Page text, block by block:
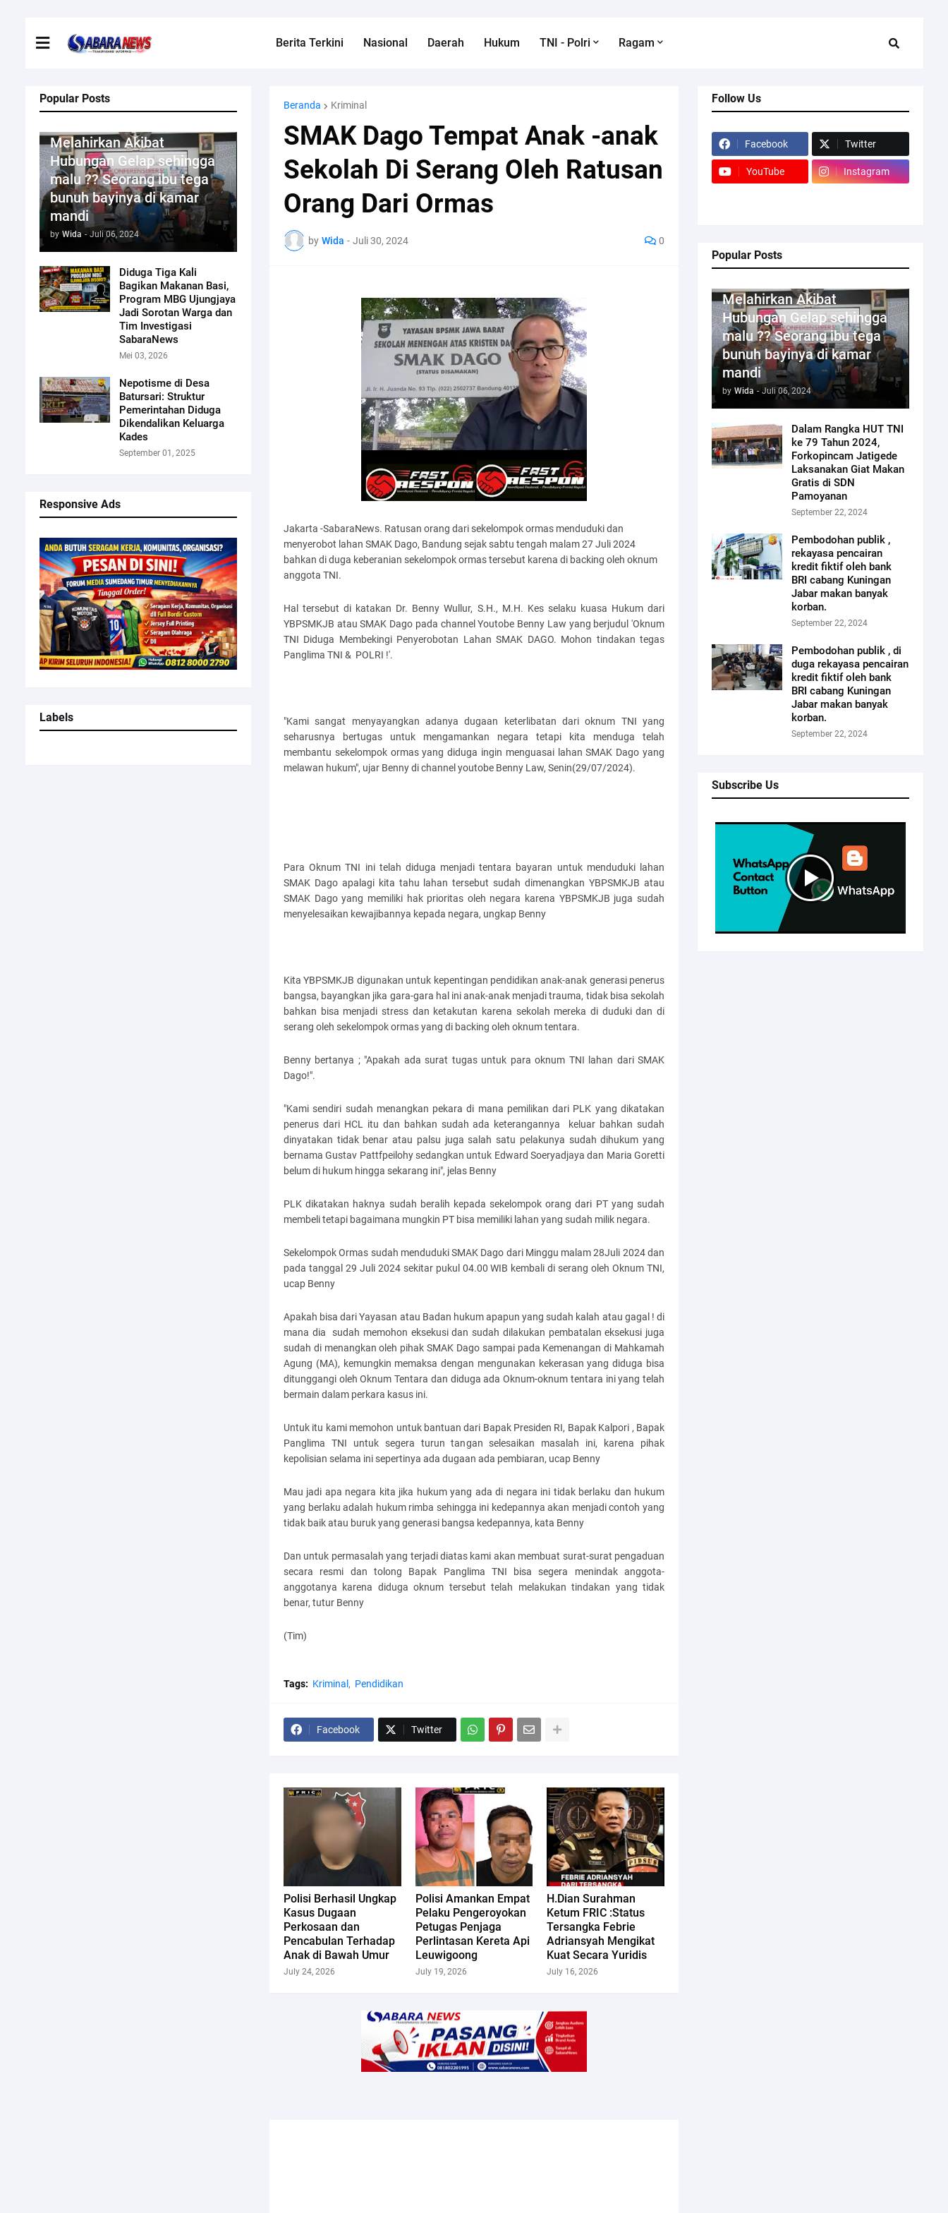
Berita Terkini Nasional Daerah Hukum TNI - Polri Ragam
Popular Posts
Melahirkan Akibat
Hubungan Gelap sehingga
malu ?? Seorang ibu tega
bunuh bayinya di kamar
mandi
by Wida - Juli 06, 2024
Diduga Tiga Kali
Bagikan Makanan Basi,
Program MBG Ujungjaya
Jadi Sorotan Warga dan
Tim Investigasi
SabaraNews
Mei 03, 2026
Nepotisme di Desa
Batursari: Struktur
Pemerintahan Diduga
Dikendalikan Keluarga
Kades
September 01, 2025
Responsive Ads
Labels
Beranda Kriminal
SMAK Dago Tempat Anak -anak
Sekolah Di Serang Oleh Ratusan
Orang Dari Ormas
by Wida - Juli 30, 2024 0
Jakarta -SabaraNews. Ratusan orang dari sekelompok ormas menduduki dan
menyerobot lahan SMAK Dago, Bandung sejak sabtu tengah malam 27 Juli 2024
bahkan di duga keberanian sekelompok ormas tersebut karena di backing oleh oknum
anggota TNI.
Hal tersebut di katakan Dr. Benny Wullur, S.H., M.H. Kes selaku kuasa Hukum dari
YBPSMKJB atau SMAK Dago pada channel Youtobe Benny Law yang berjudul 'Oknum
TNI Diduga Membekingi Penyerobotan Lahan SMAK DAGO. Mohon tindakan tegas
Panglima TNI & POLRI !'.
"Kami sangat menyayangkan adanya dugaan keterlibatan dari oknum TNI yang
seharusnya bertugas untuk mengamankan negara tetapi kita menduga telah
membantu sekelompok ormas yang diduga ingin menguasai lahan SMAK Dago yang
melawan hukum", ujar Benny di channel youtobe Benny Law, Senin(29/07/2024).
Para Oknum TNI ini telah diduga menjadi tentara bayaran untuk menduduki lahan
SMAK Dago apalagi kita tahu lahan tersebut sudah dimenangkan YBPSMKJB atau
SMAK Dago yang memiliki hak prioritas oleh negara karena YBPSMKJB juga sudah
menyelesaikan kewajibannya kepada negara, ungkap Benny
Kita YBPSMKJB digunakan untuk kepentingan pendidikan anak-anak generasi penerus
bangsa, bayangkan jika gara-gara hal ini anak-anak menjadi trauma, tidak bisa sekolah
bahkan bisa menjadi stress dan ketakutan karena sekolah mereka di duduki dan di
serang oleh sekelompok ormas yang di backing oleh oknum tentara.
Benny bertanya ; "Apakah ada surat tugas untuk para oknum TNI lahan dari SMAK
Dago!".
"Kami sendiri sudah menangkan pekara di mana pemilikan dari PLK yang dikatakan
penerus dari HCL itu dan bahkan sudah ada keterangannya keluar bahkan sudah
dinyatakan tidak benar atau palsu juga salah satu pelakunya sudah dihukum yang
bernama Gustav Pattfpeilohy sedangkan untuk Edward Soeryadjaya dan Maria Goretti
belum di hukum hingga sekarang ini", jelas Benny
PLK dikatakan haknya sudah beralih kepada sekelompok orang dari PT yang sudah
membeli tetapi bagaimana mungkin PT bisa memiliki lahan yang sudah milik negara.
Sekelompok Ormas sudah menduduki SMAK Dago dari Minggu malam 28Juli 2024 dan
pada tanggal 29 Juli 2024 sekitar pukul 04.00 WIB kembali di serang oleh Oknum TNI,
ucap Benny
Apakah bisa dari Yayasan atau Badan hukum apapun yang sudah kalah atau gagal ! di
mana dia sudah memohon eksekusi dan sudah dilakukan pembatalan eksekusi juga
sudah di menangkan oleh pihak SMAK Dago sampai pada Kemenangan di Mahkamah
Agung (MA), kemungkin memaksa dengan mengunakan kekerasan yang diduga bisa
ditunggangi oleh Oknum Tentara dan diduga ada Oknum-oknum tentara ini yang telah
bermain dalam perkara kasus ini.
Untuk itu kami memohon untuk bantuan dari Bapak Presiden RI, Bapak Kalpori , Bapak
Panglima TNI untuk segera turun tangan selesaikan masalah ini, karena pihak
kepolisian selama ini sepertinya ada dugaan ada pembiaran, ucap Benny
Mau jadi apa negara kita jika hukum yang ada di negara ini tidak berlaku dan hukum
yang berlaku adalah hukum rimba sehingga ini kedepannya akan menjadi contoh yang
tidak baik atau buruk yang generasi bangsa kedepannya, kata Benny
Dan untuk permasalah yang terjadi diatas kami akan membuat surat-surat pengaduan
secara resmi dan tolong Bapak Panglima TNI bisa segera menindak anggota-
anggotanya karena diduga oknum tersebut telah melakukan tindakan yang tidak
benar, tutur Benny
(Tim)
Tags: Kriminal Pendidikan
Facebook Twitter
Polisi Berhasil Ungkap
Kasus Dugaan
Perkosaan dan
Pencabulan Terhadap
Anak di Bawah Umur
July 24, 2026
Polisi Amankan Empat
Pelaku Pengeroyokan
Petugas Penjaga
Perlintasan Kereta Api
Leuwigoong
July 19, 2026
H.Dian Surahman
Ketum FRIC :Status
Tersangka Febrie
Adriansyah Mengikat
Kuat Secara Yuridis
July 16, 2026
Follow Us
Facebook Twitter
YouTube Instagram
Popular Posts
Melahirkan Akibat
Hubungan Gelap sehingga
malu ?? Seorang ibu tega
bunuh bayinya di kamar
mandi
by Wida - Juli 06, 2024
Dalam Rangka HUT TNI
ke 79 Tahun 2024,
Forkopincam Jatigede
Laksanakan Giat Makan
Gratis di SDN
Pamoyanan
September 22, 2024
Pembodohan publik ,
rekayasa pencairan
kredit fiktif oleh bank
BRI cabang Kuningan
Jabar makan banyak
korban.
September 22, 2024
Pembodohan publik , di
duga rekayasa pencairan
kredit fiktif oleh bank
BRI cabang Kuningan
Jabar makan banyak
korban.
September 22, 2024
Subscribe Us